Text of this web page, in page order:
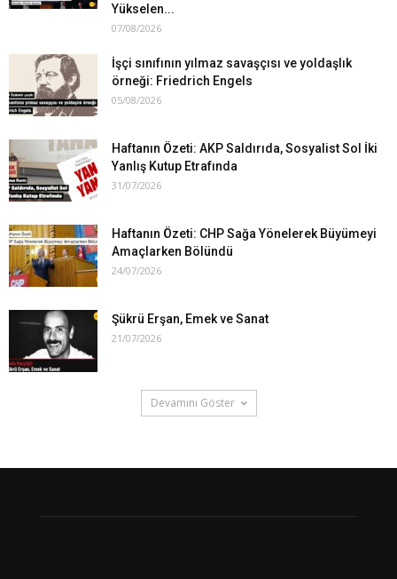
Yükselen...
07/08/2026
İşçi sınıfının yılmaz savaşçısı ve yoldaşlık
örneği: Friedrich Engels
05/08/2026
Haftanın Özeti: AKP Saldırıda, Sosyalist Sol İki
Yanlış Kutup Etrafında
31/07/2026
Haftanın Özeti: CHP Sağa Yönelerek Büyümeyi
Amaçlarken Bölündü
24/07/2026
Şükrü Erşan, Emek ve Sanat
21/07/2026
Devamını Göster